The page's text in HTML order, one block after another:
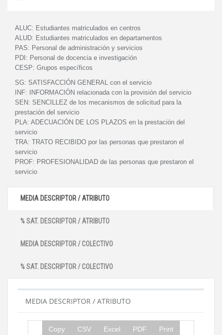
ALUC: Estudiantes matriculados en centros
ALUD: Estudiantes matriculados en departamentos
PAS: Personal de administración y servicios
PDI: Personal de docencia e investigación
CESP: Grupos específicos
SG: SATISFACCIÓN GENERAL con el servicio
INF:
INFORMACIÓN relacionada con la provisión del servicio
SEN: SENCILLEZ de los mecanismos de solicitud para la
prestación del servicio
PLA: ADECUACIÓN DE LOS PLAZOS en la prestación del
servicio
TRA: TRATO RECIBIDO por las personas que prestaron el
servicio
PROF: PROFESIONALIDAD de las personas que prestaron el
servicio
MEDIA DESCRIPTOR / ATRIBUTO
% SAT. DESCRIPTOR / ATRIBUTO
MEDIA DESCRIPTOR / COLECTIVO
% SAT. DESCRIPTOR / COLECTIVO
MEDIA DESCRIPTOR / ATRIBUTO
Copy CSV Excel PDF Print